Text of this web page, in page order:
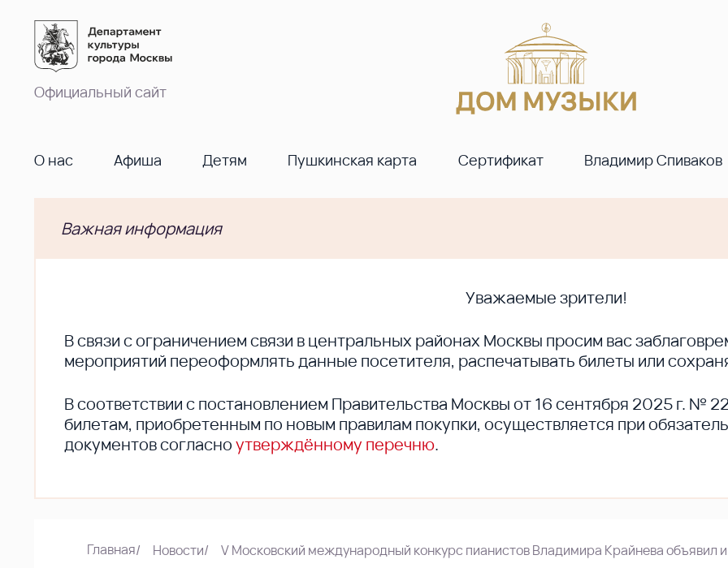
Официальный сайт
О нас Афиша Детям Пушкинская карта Сертификат Владимир Спиваков
Важная информация
Уважаемые зрители!
В cвязи с ограничением связи в центральных районах Москвы просим вас
мероприятий переоформлять данные посетителя, распечатывать билеты или
В соответствии с постановлением Правительства Москвы от 16 сентября 2025 г. №
билетам, приобретенным по новым правилам покупки, осуществляется при
документов согласноутверждённому перечню.
Главная/ Новости/ V Московский международный конкурс пианистов Владимира Крайнева объявил